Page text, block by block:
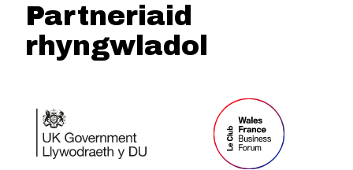
Partneriaid
rhyngwladol